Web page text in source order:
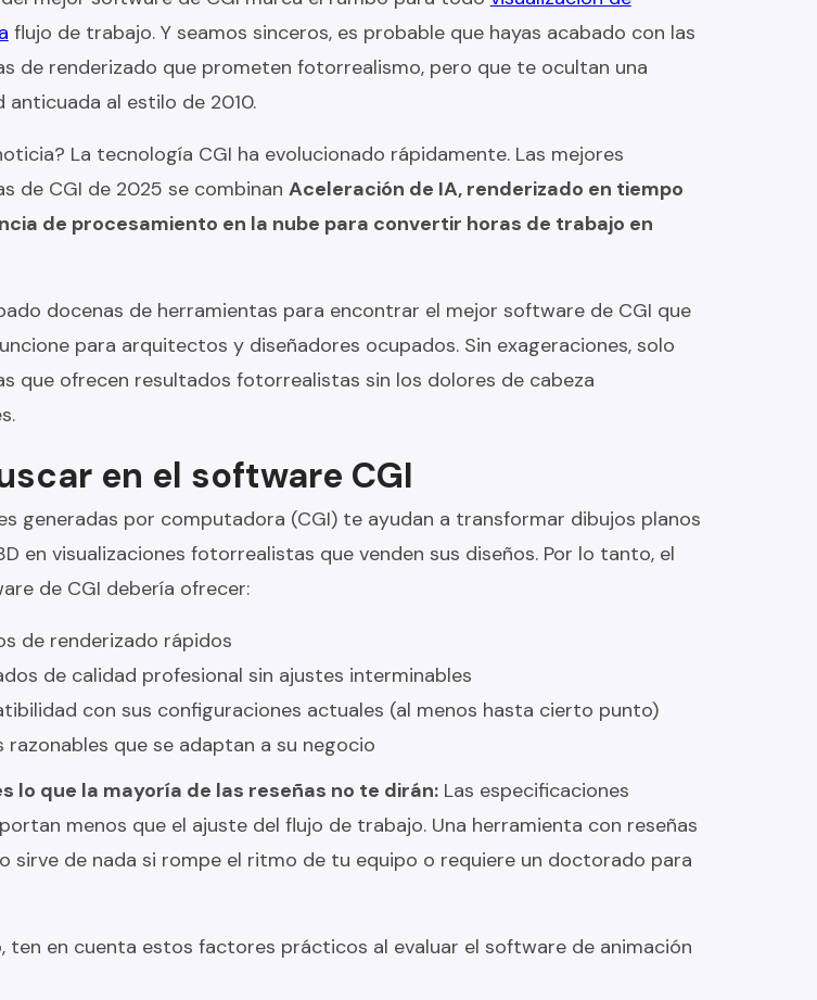
flujo de trabajo. Y seamos sinceros, es probable que hayas acabado con las
de renderizado que prometen fotorrealismo, pero que te ocultan una
anticuada al estilo de 2010.
La tecnología CGI ha evolucionado rápidamente. Las mejores
de CGI de 2025 se combinan Aceleración de IA, renderizado en tiempo
de procesamiento en la nube para convertir horas de trabajo en
docenas de herramientas para encontrar el mejor software de CGI que
para arquitectos y diseñadores ocupados. Sin exageraciones, solo
que ofrecen resultados fotorrealistas sin los dolores de cabeza
en el software CGI
generadas por computadora (CGI) te ayudan a transformar dibujos planos
en visualizaciones fotorrealistas que venden sus diseños. Por lo tanto, el
de CGI debería ofrecer:
de renderizado rápidos
de calidad profesional sin ajustes interminables
con sus configuraciones actuales (al menos hasta cierto punto)
razonables que se adaptan a su negocio
lo que la mayoría de las reseñas no te dirán:Las especificaciones
menos que el ajuste del flujo de trabajo. Una herramienta con reseñas
sirve de nada si rompe el ritmo de tu equipo o requiere un doctorado para
ten en cuenta estos factores prácticos al evaluar el software de animación